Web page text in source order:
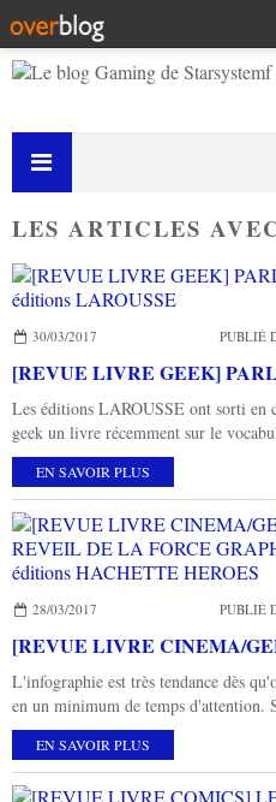
LES ARTICLES
30/03/2017 PUBLIÉ
Les éditions LAROUSSE ont sorti en
geek un livre récemment sur le
EN SAVOIR PLUS
28/03/2017 PUBLIÉ
L'infographie est très tendance dès
en un minimum de temps d'attention.
EN SAVOIR PLUS